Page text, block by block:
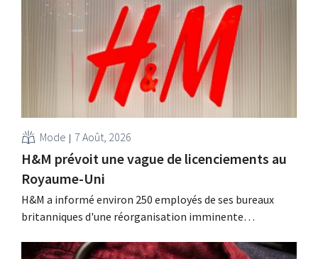
Mode 7 Août, 2026
H&M prévoit une vague de licenciements au
Royaume-Uni
H&M a informé environ 250 employés de ses bureaux
britanniques d'une réorganisation imminente
Cette restructuration fait suite à des mesures prises